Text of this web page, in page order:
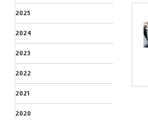
2025
2024
2023
2022
2021
2020